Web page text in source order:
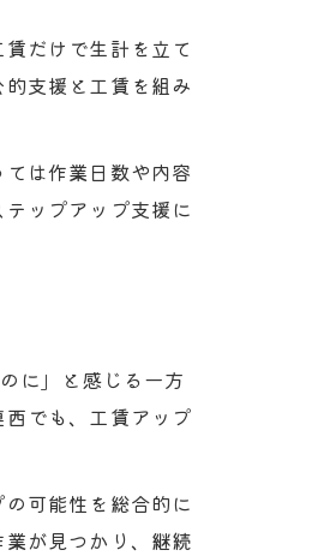
だけで生計を立て
支援と工賃を組み
は作業日数や内容
ップアップ支援に
に」と感じる一方
でも、工賃アップ
可能性を総合的に
が見つかり、継続